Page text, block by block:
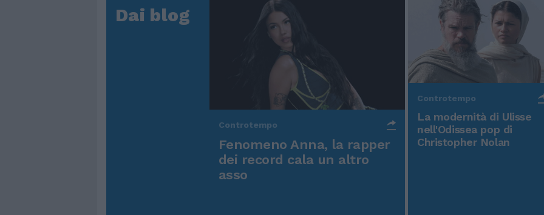
Dai blog
Controtempo
Fenomeno Anna, la rapper
dei record cala un altro
asso
Controtempo
La modernità di Ulisse
nell'Odissea pop di
Christopher Nolan